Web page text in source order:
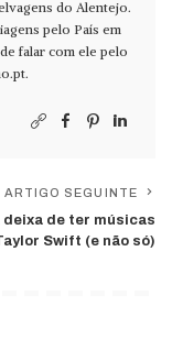
do Alentejo.
pelo País em
falar com ele pelo
.
ARTIGO SEGUINTE
de ter músicas
Swift (e não só)